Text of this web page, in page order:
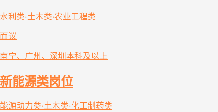
水利类·土木类·农业工程类
面议
南宁、广州、深圳 本科及以上
新能源类岗位
能源动力类·土木类·化工制药类